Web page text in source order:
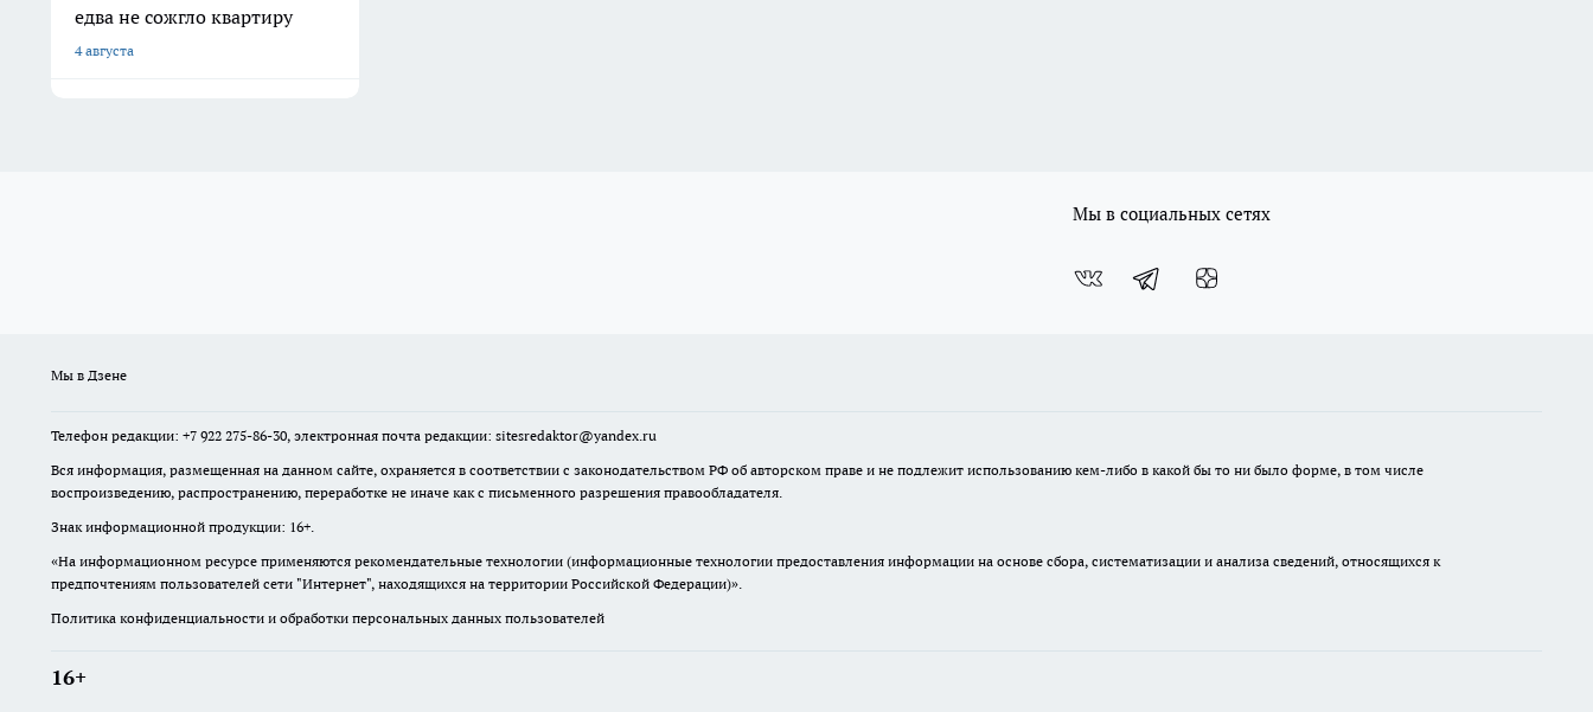
едва не сожгло квартиру
4 августа
Мы в социальных сетях
Мы в Дзене
Телефон редакции: +7 922 275-86-30, электронная почта редакции: sitesredaktor@yandex.ru
Вся информация, размещенная на данном сайте, охраняется в соответствии с законодательством РФ об авторском праве и не подлежит использованию кем-либо в какой бы то ни было форме, в том числе
воспроизведению, распространению, переработке не иначе как с письменного разрешения правообладателя.
Знак информационной продукции: 16+.
«На информационном ресурсе применяются рекомендательные технологии (информационные технологии предоставления информации на основе сбора, систематизации и анализа сведений, относящихся к
предпочтениям пользователей сети "Интернет", находящихся на территории Российской Федерации)».
Политика конфиденциальности и обработки персональных данных пользователей
16+